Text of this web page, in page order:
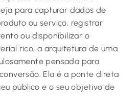
para capturar dados de
ou serviço, registrar
ou disponibilizar o
rico, a arquitetura de uma
pensada para
Ela é a ponte direta
público e o seu objetivo de